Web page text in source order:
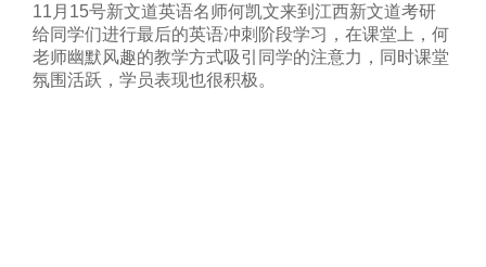
11月15号新文道英语名师何凯文来到江西新文道考研
给同学们进行最后的英语冲刺阶段学习，在课堂上，何
老师幽默风趣的教学方式吸引同学的注意力，同时课堂
氛围活跃，学员表现也很积极。